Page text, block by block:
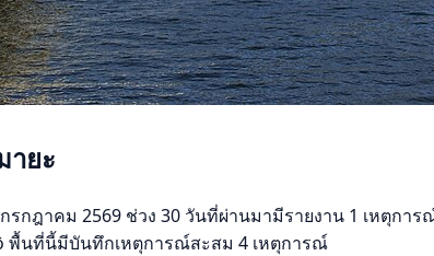
ยะ
กฎาคม 2569 ช่วง 30 วันที่ผ่านมามีรายงาน 1 เหตุก
พื้นที่นี้มีบันทึกเหตุการณ์สะสม 4 เหตุการณ์